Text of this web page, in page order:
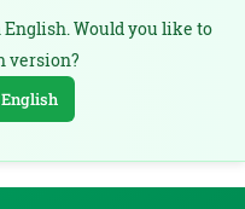
Would you like to
version?